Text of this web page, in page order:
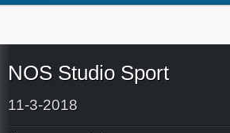
NOS Studio Sport
11-3-2018